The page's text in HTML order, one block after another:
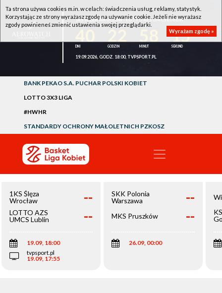
1KS ŚLĘZA WROCŁAW - LOTTO AZS UMCS LUBLIN
15
19.09.2026, GODZ. 18:00, TVPSPORT.PL
BANK PEKAO S.A. PUCHAR POLSKI KOBIET
LOTTO 3X3 LIGA
#HWHR
STANDARDY OCHRONY MAŁOLETNICH PZKOSZ
1KS Ślęza
Wrocław
--
LOTTO AZS
UMCS Lublin
--
19.09, 18:00
tvpsport.pl
19.09, 17:55
SKK Polonia
Warszawa
--
MKS Pruszków --
26.09, 00:00
Ta strona używa cookies m.in. w celach: świadczenia usług, reklamy, statystyk.
Korzystając ze strony wyrażasz zgodę na używanie cookie. Jeżeli nie wyrażasz
zgody powinieneś zmienić ustawienia swojej przeglądarki.
Wyrażam zgodę »